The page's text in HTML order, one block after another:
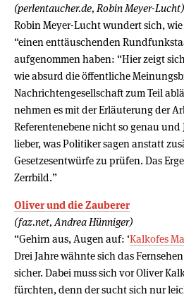
(perlentaucher.de, Robin Meyer-Lucht)
Robin Meyer-Lucht wundert sich,
“einen enttäuschenden
aufgenommen haben: “Hier zeigt
wie absurd die öffentliche
Nachrichtengesellschaft zum Teil
nehmen es mit der Erläuterung der
Referentenebene nicht so genau
lieber, was Politiker sagen anstatt
Gesetzesentwürfe zu prüfen. Das
Zerrbild.”
Oliver und die Zauberer
(faz.net, Andrea Hünniger)
“Gehirn aus, Augen auf: ‘Kalkofes
Drei Jahre wähnte sich das
sicher. Dabei muss sich vor Oliver
fürchten, denn der sucht sich nur